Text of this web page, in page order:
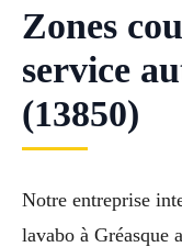
Zones
service
(13850)
Notre entreprise
lavabo à Gréasque